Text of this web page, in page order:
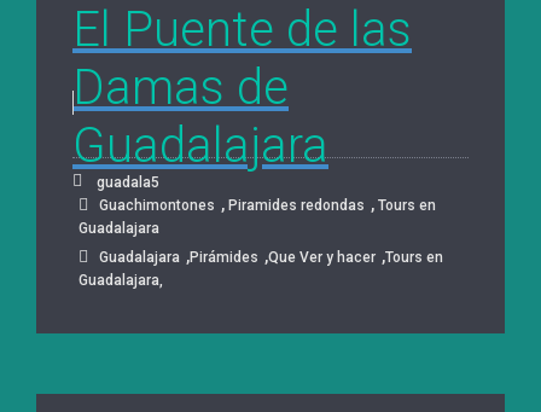
El Puente de las
Damas de
Guadalajara
guadala5
Guachimontones , Piramides redondas , Tours en
Guadalajara
Guadalajara ,Pirámides ,Que Ver y hacer ,Tours en
Guadalajara,